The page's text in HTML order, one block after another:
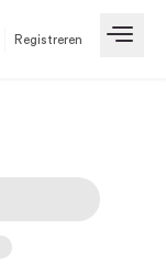
Registreren